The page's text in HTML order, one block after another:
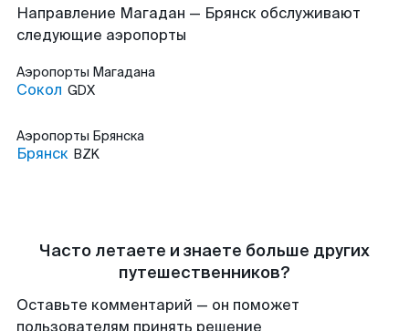
Направление Магадан — Брянск обслуживают
следующие аэропорты
Аэропорты Магадана
Сокол GDX
Аэропорты Брянска
Брянск BZK
Часто летаете и знаете больше других
путешественников?
Оставьте комментарий — он поможет
пользователям принять решение